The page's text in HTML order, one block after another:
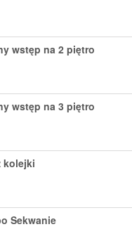
wstęp na 2 piętro
wstęp na 3 piętro
kolejki
Sekwanie